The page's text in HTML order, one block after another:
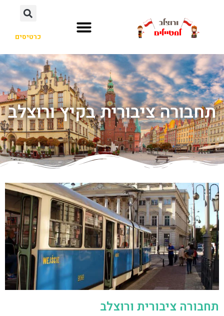
כרטיסים
תחבורה ציבורית בקיץ ורוצלב
תחבורה ציבורית ורוצלב